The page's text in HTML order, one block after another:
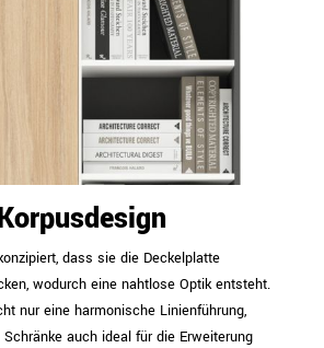
dass sie die Deckelplatte
wodurch eine nahtlose Optik entsteht.
nur eine harmonische Linienführung,
auch ideal für die Erweiterung